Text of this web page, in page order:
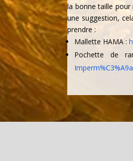
la bonne taille pour
une suggestion,
prendre :
Mallette HAMA :
Pochette de